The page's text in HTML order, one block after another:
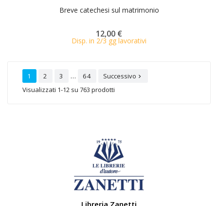
Breve catechesi sul matrimonio
12,00 €
Disp. in 2/3 gg lavorativi
1 2 3 … 64 Successivo 
Visualizzati 1-12 su 763 prodotti
Libreria Zanetti